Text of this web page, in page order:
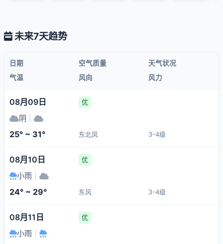
未来7天趋势
日期 空气质量
天气状况
气温
风向 风力
08月09日 优
阴
25° ~ 31° 东北风 3-4级
08月10日 优
小雨
24° ~ 29° 东风 3-4级
08月11日 优
小雨